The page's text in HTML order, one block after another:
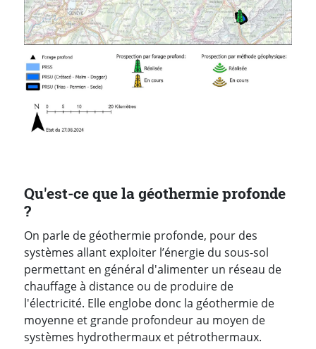
Qu'est-ce que la géothermie profonde
?
On parle de géothermie profonde, pour des
systèmes allant exploiter l’énergie du sous-sol
permettant en général d'alimenter un réseau de
chauffage à distance ou de produire de
l'électricité. Elle englobe donc la géothermie de
moyenne et grande profondeur au moyen de
systèmes hydrothermaux et pétrothermaux.